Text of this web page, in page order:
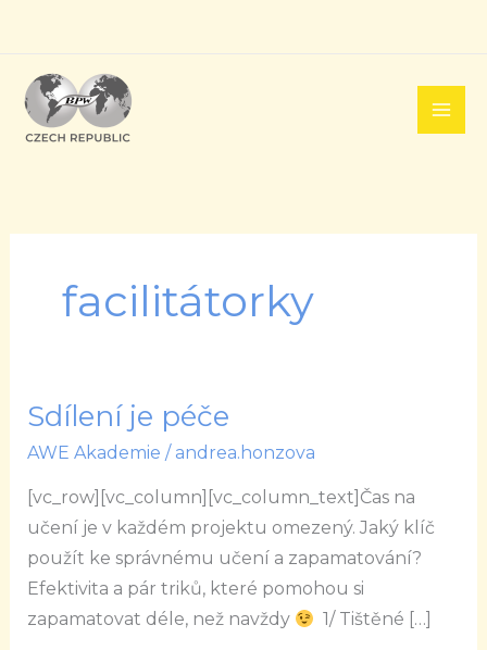
obsah
facilitátorky
Sdílení je péče
AWE Akademie / andrea.honzova
[vc_row][vc_column][vc_column_text]Čas na
učení je v každém projektu omezený. Jaký klíč
použít ke správnému učení a zapamatování?
Efektivita a pár triků, které pomohou si
zapamatovat déle, než navždy
1/ Tištěné […]
Sdílení
je